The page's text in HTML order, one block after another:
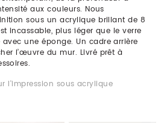
aux couleurs. Nous
sous un acrylique brillant de 8
incassable, plus léger que le verre
une éponge. Un cadre arrière
l’œuvre du mur. Livré prêt à
l'impression sous acrylique